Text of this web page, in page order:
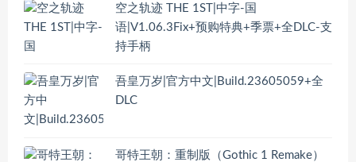
空之轨迹 THE 1ST|中字-国
语|V1.06.3Fix+预购特典+季票+全DLC-支
持手柄
吾皇万岁|官方中文|Build.23605059+全
DLC
哥特王朝：重制版（Gothic 1 Remake）